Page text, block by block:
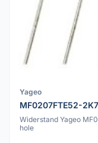
Yageo
MF0207FTE52-2K7
Widerstand Yageo
hole